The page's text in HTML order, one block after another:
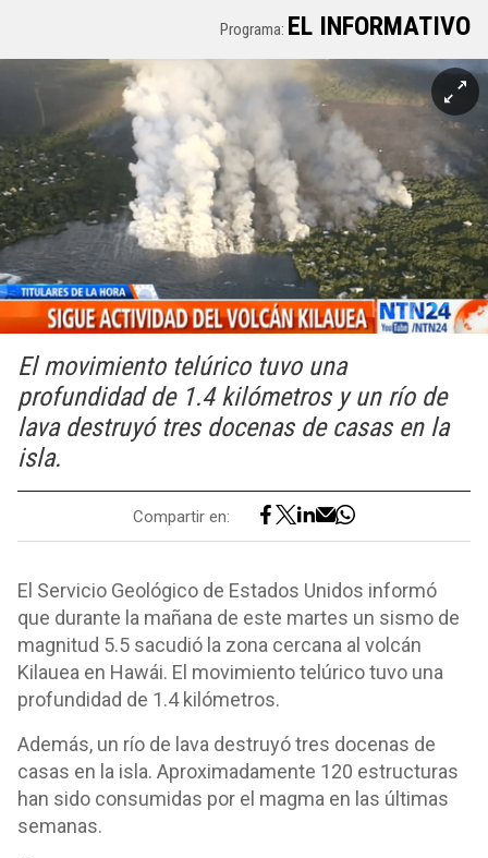
Programa: EL INFORMATIVO
El movimiento telúrico tuvo una
profundidad de 1.4 kilómetros y un río de
lava destruyó tres docenas de casas en la
isla.
Compartir en:
El Servicio Geológico de Estados Unidos informó
que durante la mañana de este martes un sismo de
magnitud 5.5 sacudió la zona cercana al volcán
Kilauea en Hawái. El movimiento telúrico tuvo una
profundidad de 1.4 kilómetros.
Además, un río de lava destruyó tres docenas de
casas en la isla. Aproximadamente 120 estructuras
han sido consumidas por el magma en las últimas
semanas.